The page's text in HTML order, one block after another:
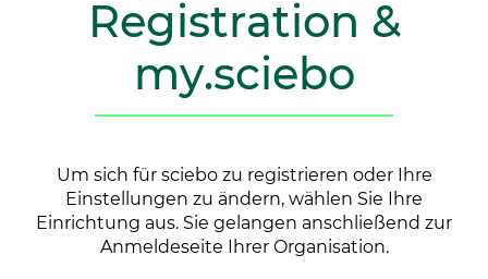
Registration &
my.sciebo
Um sich für sciebo zu registrieren oder Ihre
Einstellungen zu ändern, wählen Sie Ihre
Einrichtung aus. Sie gelangen anschließend zur
Anmeldeseite Ihrer Organisation.